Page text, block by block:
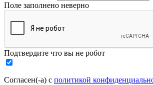
Поле заполнено неверно
Подтвердите что вы не робот
Согласен(-а) с политикой